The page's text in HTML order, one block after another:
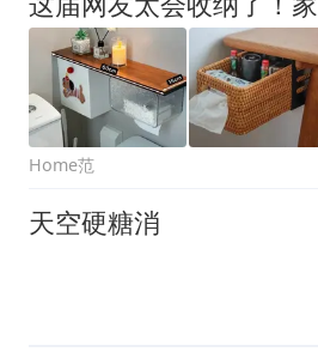
Home范
天空硬糖消